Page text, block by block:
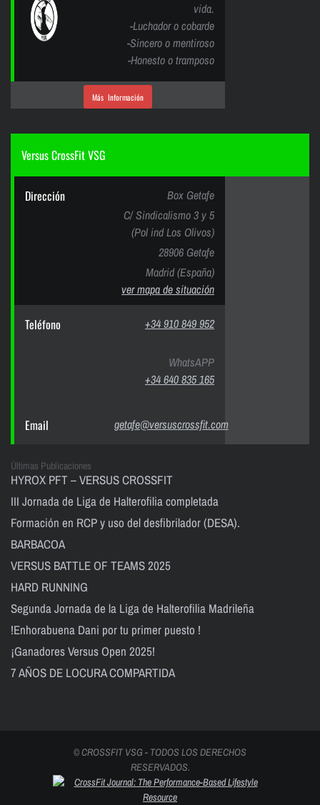
vida.
-Luchador o cobarde
-Sincero o mentiroso
-Honesto o tramposo
Más Información
Versus CrossFit VSG
Dirección
Box Getafe
C/ Sindicalismo 3 y 5
(Pol ind Los Olivos)
28906 Getafe
Madrid (España)
ver mapa de situación
Teléfono +34 910 849 952
WhatsAPP
+34 640 835 165
Email getafe@versuscrossfit.com
Últimas Publicaciones
HYROX PFT – VERSUS CROSSFIT
III Jornada de Liga de Halterofilia completada
Formación en RCP y uso del desfibrilador (DESA).
BARBACOA
VERSUS BATTLE OF TEAMS 2025
HARD RUNNING
Segunda Jornada de la Liga de Halterofilia Madrileña
!Enhorabuena Dani por tu primer puesto !
¡Ganadores Versus Open 2025!
7 AÑOS DE LOCURA COMPARTIDA
© CROSSFIT VSG - TODOS LOS DERECHOS
RESERVADOS.